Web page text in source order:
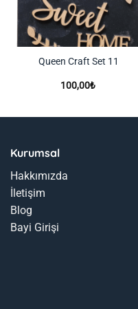
Queen Craft Set 11
100,00₺
Kurumsal
Hakkımızda
İletişim
Blog
Bayi Girişi